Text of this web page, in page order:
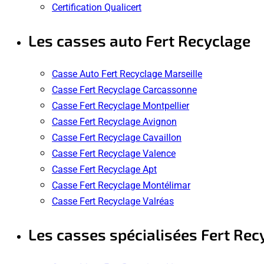
Certification Qualicert
Les casses auto Fert Recyclage
Casse Auto Fert Recyclage Marseille
Casse Fert Recyclage Carcassonne
Casse Fert Recyclage Montpellier
Casse Fert Recyclage Avignon
Casse Fert Recyclage Cavaillon
Casse Fert Recyclage Valence
Casse Fert Recyclage Apt
Casse Fert Recyclage Montélimar
Casse Fert Recyclage Valréas
Les casses spécialisées Fert